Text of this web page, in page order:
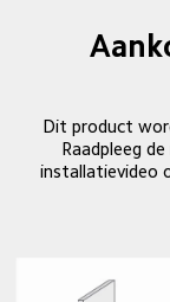
Dit product
Raadpleeg
installatievideo